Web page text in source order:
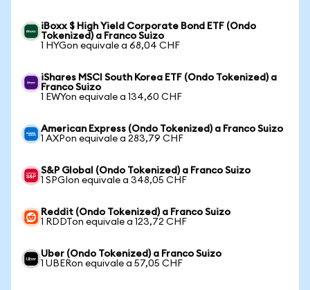
iBoxx $ High Yield Corporate Bond ETF (Ondo
Tokenized) a Franco Suizo
1 HYGon equivale a 68,04 CHF
iShares MSCI South Korea ETF (Ondo Tokenized) a
Franco Suizo
1 EWYon equivale a 134,60 CHF
American Express (Ondo Tokenized) a Franco Suizo
1 AXPon equivale a 283,79 CHF
S&P Global (Ondo Tokenized) a Franco Suizo
1 SPGIon equivale a 348,05 CHF
Reddit (Ondo Tokenized) a Franco Suizo
1 RDDTon equivale a 123,72 CHF
Uber (Ondo Tokenized) a Franco Suizo
1 UBERon equivale a 57,05 CHF